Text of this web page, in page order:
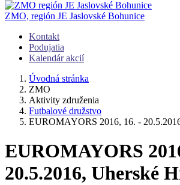
ZMO, región JE Jaslovské Bohunice
Kontakt
Podujatia
Kalendár akcií
Úvodná stránka
ZMO
Aktivity združenia
Futbalové družstvo
EUROMAYORS 2016, 16. -
EUROMAYORS
20.5.2016, Uherské